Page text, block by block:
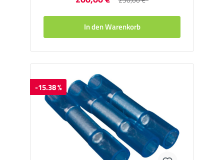
In den Warenkorb
-15.38 %